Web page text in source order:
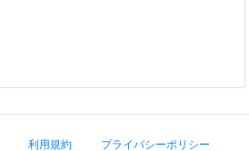
利用規約 プライバシーポリシー